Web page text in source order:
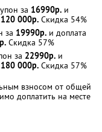
за 16990р. и
000р. Скидка 54%
за 19990р. и доплата
Скидка 57%
за 22990р. и
000р. Скидка 57%
взносом от общей
доплатить на месте